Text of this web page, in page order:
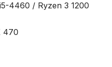
4460 / Ryzen 3 1200
470